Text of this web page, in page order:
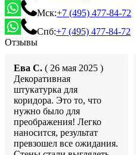
Мск:+7 (495) 477-84-72
Спб:+7 (495) 477-84-72
Отзывы
Ева С. ( 26 мая 2025 )
Декоративная
штукатурка для
коридора. Это то, что
нужно было для
преображения! Легко
наносится, результат
превзошел все ожидания.